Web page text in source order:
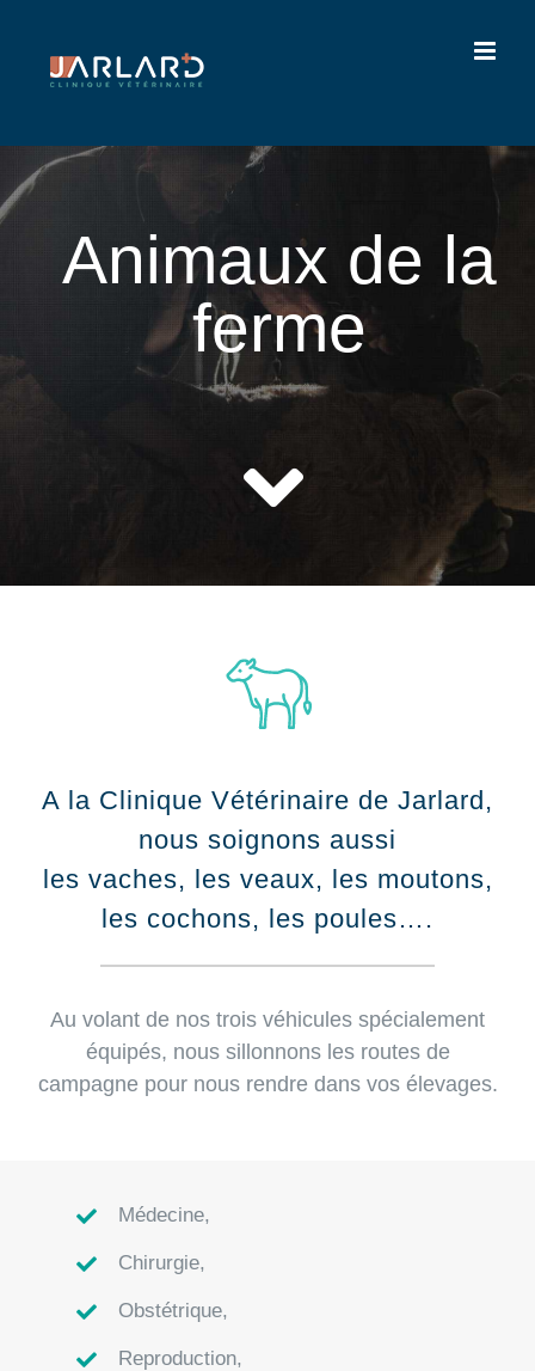
contenu
Animaux de la
ferme
A la Clinique Vétérinaire de Jarlard,
nous soignons aussi
les vaches, les veaux, les moutons,
les cochons, les poules….
Au volant de nos trois véhicules spécialement
équipés, nous sillonnons les routes de
campagne pour nous rendre dans vos élevages.
Médecine,
Chirurgie,
Obstétrique,
Reproduction,